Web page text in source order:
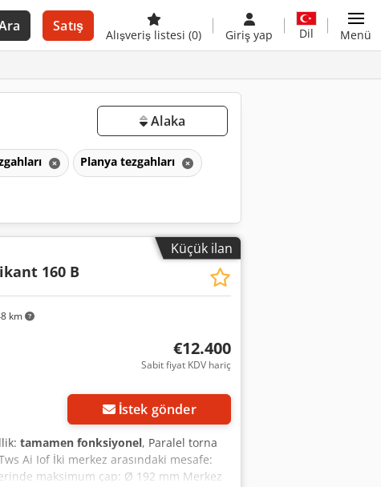
Satış
Alışveriş listesi (0) Giriş yap Dil Menü
Alaka
Planya tezgahları
Küçük ilan
km
160 B
€12.400
Sabit fiyat KDV hariç
İstek gönder
tamamen fonksiyonel, Paralel torna
Ai Iof İki merkez arasındaki mesafe:
maksimum çap: Ø 192 mm Merkez